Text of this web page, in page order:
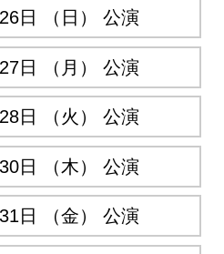
日 （日） 公演
日 （月） 公演
日 （火） 公演
日 （木） 公演
日 （金） 公演